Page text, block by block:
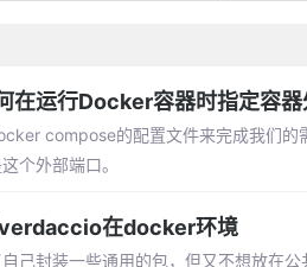
在运行Docker容器时指定容
compose的配置文件来完成我们
个外部端口。
在docker环境
己封装一些通用的包，但又不想放在